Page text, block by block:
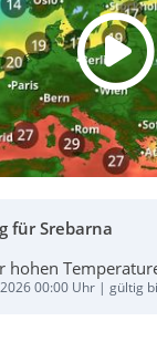
für Srebarna
hohen
00:00 Uhr | gültig